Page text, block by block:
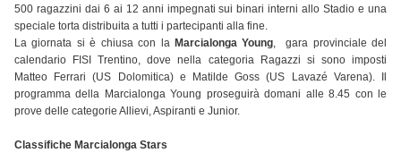
500 ragazzini dai 6 ai 12 anni impegnati sui binari interni allo Stadio e una
speciale torta distribuita a tutti i partecipanti alla fine.
La giornata si è chiusa con la Marcialonga Young, gara provinciale del
calendario FISI Trentino, dove nella categoria Ragazzi si sono imposti
Matteo Ferrari (US Dolomitica) e Matilde Goss (US Lavazé Varena). Il
programma della Marcialonga Young proseguirà domani alle 8.45 con le
prove delle categorie Allievi, Aspiranti e Junior.
Classifiche Marcialonga Stars